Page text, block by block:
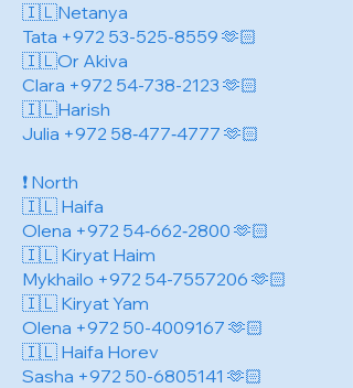
🇮🇱Netanya
Tata +972 53-525-8559 🫶🏻
🇮🇱Or Akiva
Clara +972 54-738-2123 🫶🏻
🇮🇱Harish
Julia +972 58‑477‑4777 🫶🏻
❗️ North
🇮🇱 Haifa
Olena +972 54‑662‑2800 🫶🏻
🇮🇱 Kiryat Haim
Mykhailo +972 54-7557206 🫶🏻
🇮🇱 Kiryat Yam
Olena +972 50-4009167 🫶🏻
🇮🇱 Haifa Horev
Sasha +972 50-6805141 🫶🏻